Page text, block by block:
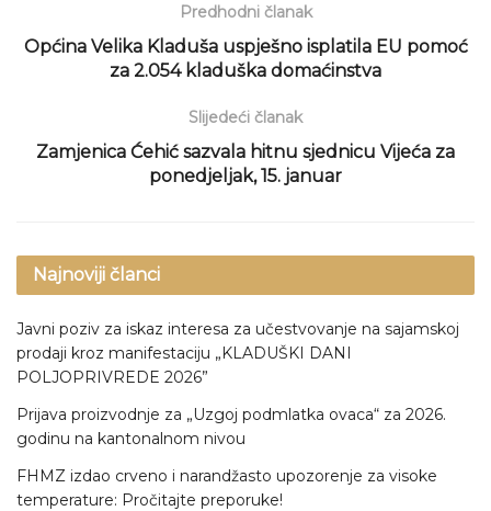
Predhodni članak
Općina Velika Kladuša uspješno isplatila EU pomoć
za 2.054 kladuška domaćinstva
Slijedeći članak
Zamjenica Ćehić sazvala hitnu sjednicu Vijeća za
ponedjeljak, 15. januar
Najnoviji članci
Javni poziv za iskaz interesa za učestvovanje na sajamskoj
prodaji kroz manifestaciju „KLADUŠKI DANI
POLJOPRIVREDE 2026”
Prijava proizvodnje za „Uzgoj podmlatka ovaca“ za 2026.
godinu na kantonalnom nivou
FHMZ izdao crveno i narandžasto upozorenje za visoke
temperature: Pročitajte preporuke!